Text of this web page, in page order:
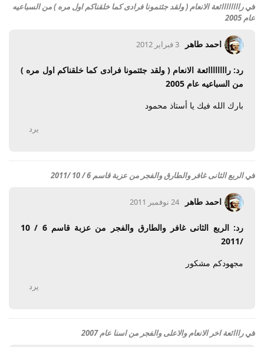
فيراااااااائعة الانعام ( ولقد جئتمونا فرادى كما خلقناكم اول مره ) من السباعيه
عام 2005
احمد طاهر 3 فبراير 2012
رد: راااااااائعة الانعام ( ولقد جئتمونا فرادى كما خلقناكم اول مره )
من السباعيه عام 2005
بارك الله فيك يا أستاذ محمود
يرد
فيالربع الثانى غافر والطارق والفجر من عزبة قاسم 6 / 10 /2011
احمد طاهر 24 نوفمبر 2011
رد: الربع الثانى غافر والطارق والفجر من عزبة قاسم 6 / 10
/2011
مجهودكم مشكور
يرد
فيرااائعة اخر الانعام والاعلى والفجر من اسنا عام 2007